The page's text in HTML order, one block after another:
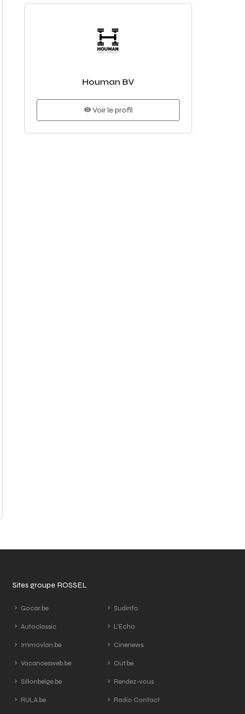
Houman BV
Voir le profil
Sites groupe ROSSEL
Gocar.be
Autoclassic
Immovlan.be
Vacancesweb.be
Sillonbelge.be
RULA.be
Sudinfo
L'Echo
Cinenews
Out.be
Rendez-vous
Radio Contact